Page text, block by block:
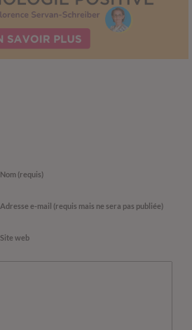
Nom (requis)
Adresse e-mail (requis mais ne sera pas publiée)
Site web